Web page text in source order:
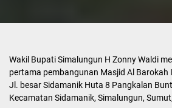
Wakil Bupati Simalungun H Zonny Waldi
pertama pembangunan Masjid Al Barokah
Jl. besar Sidamanik Huta 8 Pangkalan
Kecamatan Sidamanik, Simalungun,